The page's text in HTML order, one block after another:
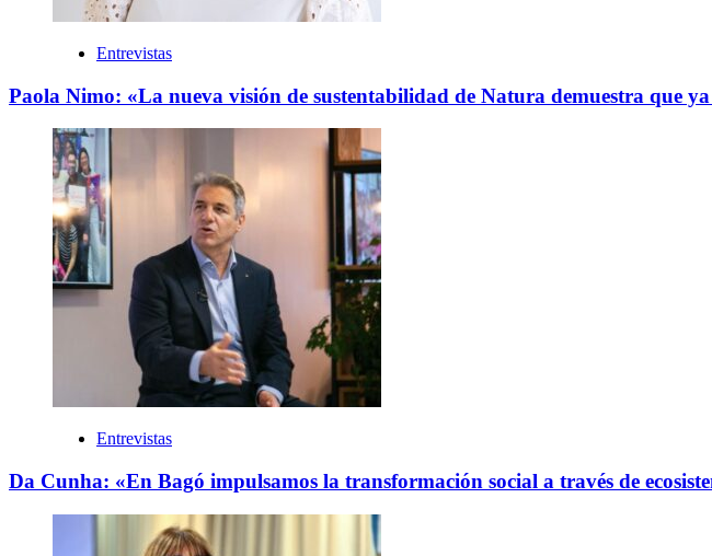
Entrevistas
Paola Nimo: «La nueva visión de sustentabilidad de Natura demuestra que
Entrevistas
Da Cunha: «En Bagó impulsamos la transformación social a través de